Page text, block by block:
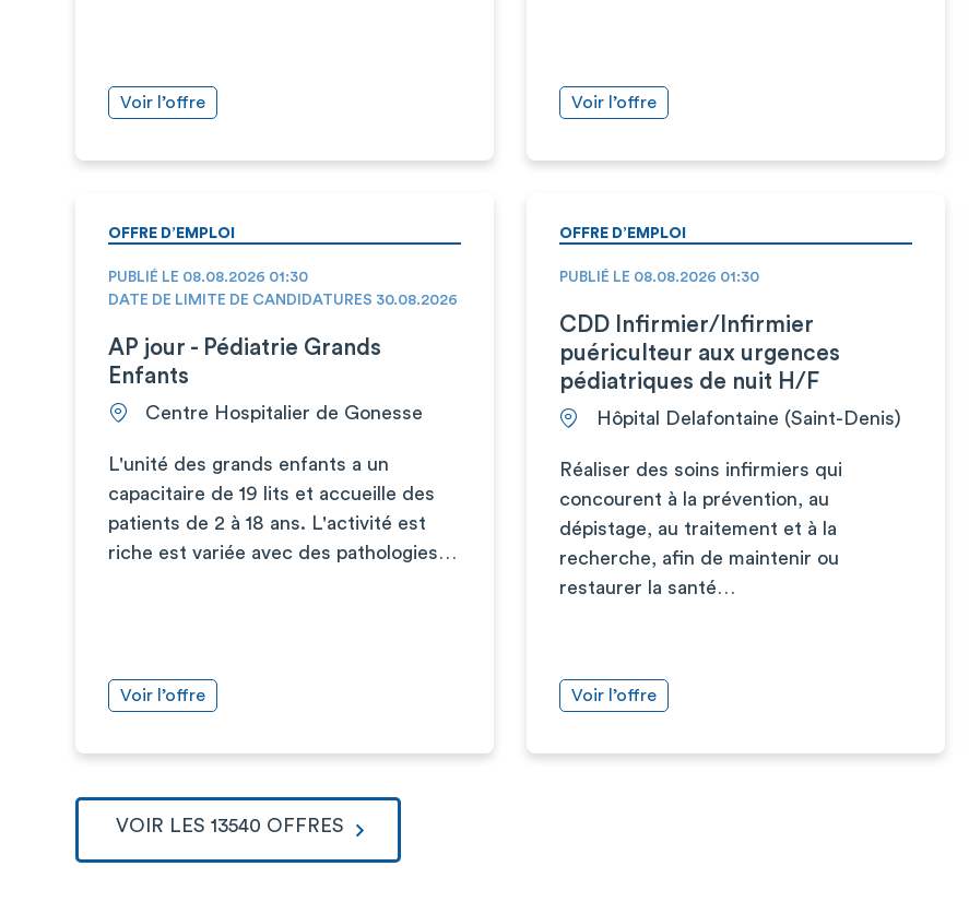
Voir l’offre Voir l’offre
OFFRE D’EMPLOI
PUBLIÉ LE 08.08.2026 01:30
DATE DE LIMITE DE CANDIDATURES 30.08.2026
AP jour - Pédiatrie Grands
Enfants
Centre Hospitalier de Gonesse
L'unité des grands enfants a un
capacitaire de 19 lits et accueille des
patients de 2 à 18 ans. L'activité est
riche est variée avec des pathologies…
Voir l’offre
OFFRE D’EMPLOI
PUBLIÉ LE 08.08.2026 01:30
CDD Infirmier/Infirmier
puériculteur aux urgences
pédiatriques de nuit H/F
Hôpital Delafontaine (Saint-Denis)
Réaliser des soins infirmiers qui
concourent à la prévention, au
dépistage, au traitement et à la
recherche, afin de maintenir ou
restaurer la santé…
Voir l’offre
VOIR LES 13540 OFFRES